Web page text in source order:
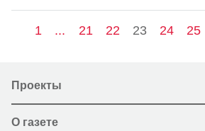
1 ... 21 22 23 24 25
Проекты
О газете